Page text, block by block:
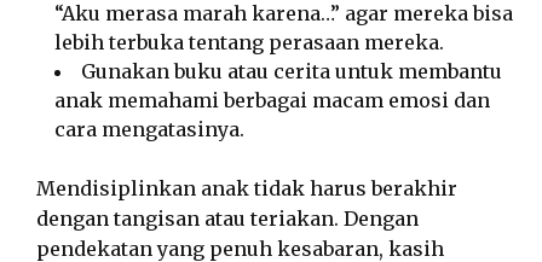
“Aku merasa marah karena…” agar mereka bisa
lebih terbuka tentang perasaan mereka.
Gunakan buku atau cerita untuk membantu
anak memahami berbagai macam emosi dan
cara mengatasinya.
Mendisiplinkan anak tidak harus berakhir
dengan tangisan atau teriakan. Dengan
pendekatan yang penuh kesabaran, kasih